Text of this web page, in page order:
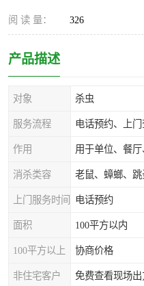
阅 读 量： 326
产品描述
对象 杀虫
服务流程 电话预约、上
作用 用于单位、餐
消杀类容 老鼠、蟑螂、
上门服务时间 电话预约
面积 100平方以内
100平方以上 协商价格
非住宅客户 免费查看现场